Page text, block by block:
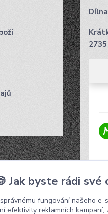
Jak byste rádi své
fungování našeho
efektivity reklamních